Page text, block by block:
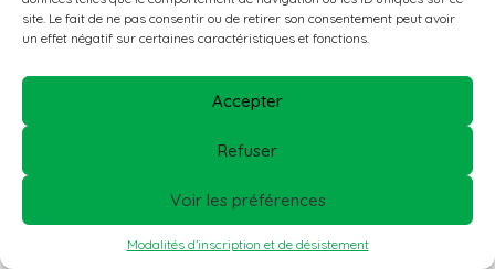
site. Le fait de ne pas consentir ou de retirer son consentement peut avoir
un effet négatif sur certaines caractéristiques et fonctions.
Accepter
Refuser
Voir les préférences
Modalités d’inscription et de désistement